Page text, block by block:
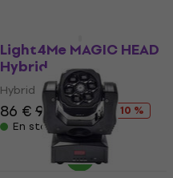
Light4Me MAGIC HEAD
Hybrid
Hybrid
86 €95,20 €
- 10 %
En stock